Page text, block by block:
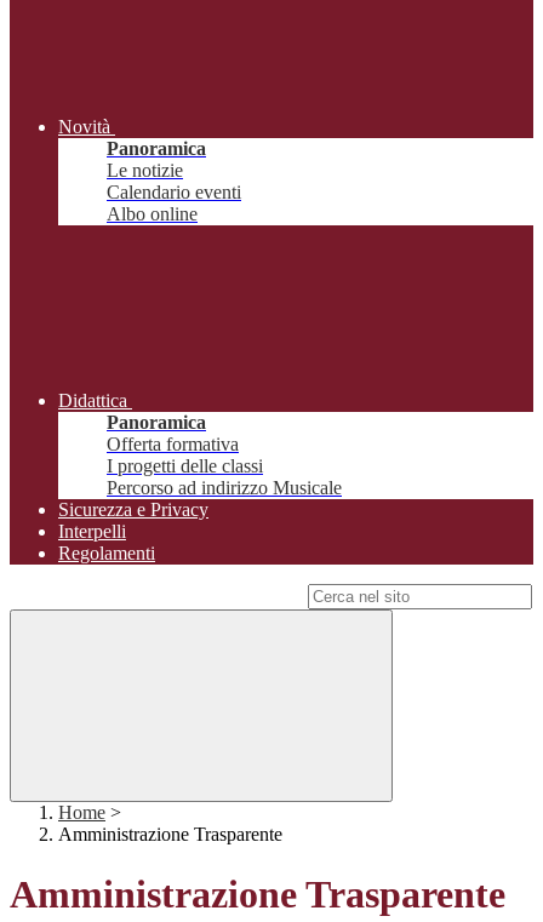
Novità
Panoramica
Le notizie
Calendario eventi
Albo online
Didattica
Panoramica
Offerta formativa
I progetti delle classi
Percorso ad indirizzo Musicale
Sicurezza e Privacy
Interpelli
Regolamenti
Home >
Amministrazione Trasparente
Amministrazione Trasparente